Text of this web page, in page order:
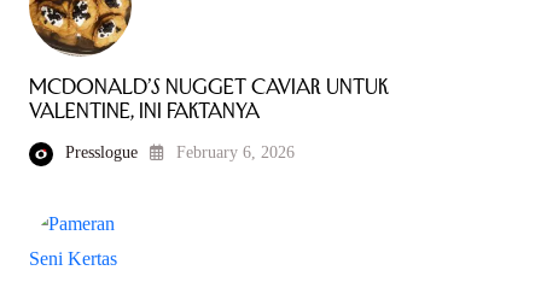
McDonald’s Nugget Caviar untuk
Valentine, Ini Faktanya
Presslogue February 6, 2026